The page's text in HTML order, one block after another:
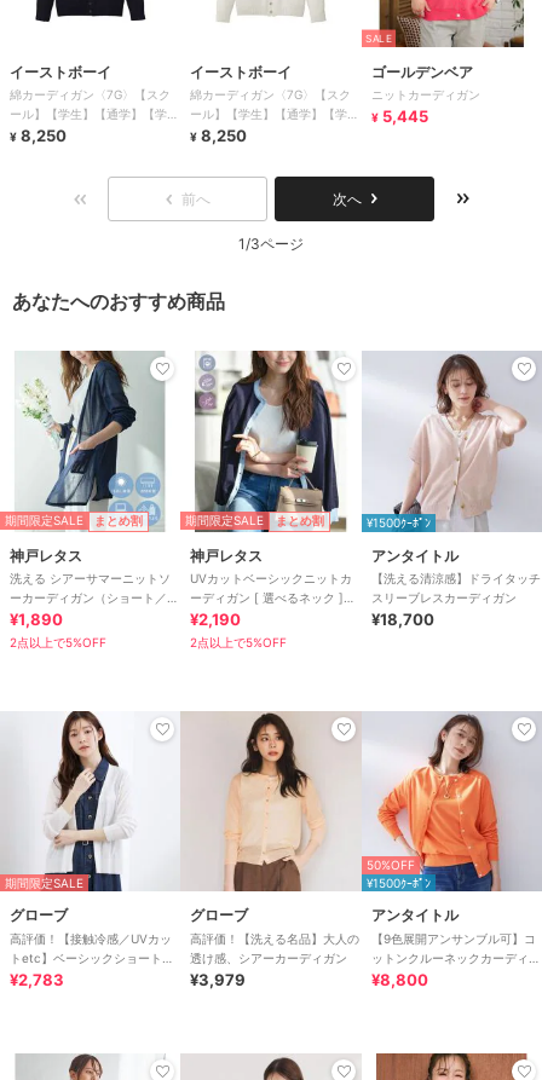
イーストボーイ
綿カーディガン〈7G〉【スク
ール】【学生】【通学】【学
校】
¥ 8,250
イーストボーイ
綿カーディガン〈7G〉【スク
ール】【学生】【通学】【学
校】
¥ 8,250
SALE
ゴールデンベア
ニットカーディガン
¥ 5,445
前へ 次へ
1/3ページ
あなたへのおすすめ商品
期間限定SALE まとめ割
神戸レタス
洗える シアーサマーニットソ
ーカーディガン（ショート／ミ
ディアム／ロング） [C3703]
¥1,890
2点以上で5%OFF
期間限定SALE まとめ割
神戸レタス
UVカットベーシックニットカ
ーディガン [ 選べるネック ]
[C6886]
¥2,190
2点以上で5%OFF
¥1500ｸｰﾎﾟﾝ
アンタイトル
【洗える清涼感】ドライタッチ
スリーブレスカーディガン
¥18,700
期間限定SALE
グローブ
高評価！【接触冷感／UVカッ
トetc】ベーシックショートカ
ーディガン
¥2,783
グローブ
高評価！【洗える名品】大人の
透け感、シアーカーディガン
¥3,979
50%OFF
¥1500ｸｰﾎﾟﾝ
アンタイトル
【9色展開アンサンブル可】コ
ットンクルーネックカーディガ
ン
¥8,800